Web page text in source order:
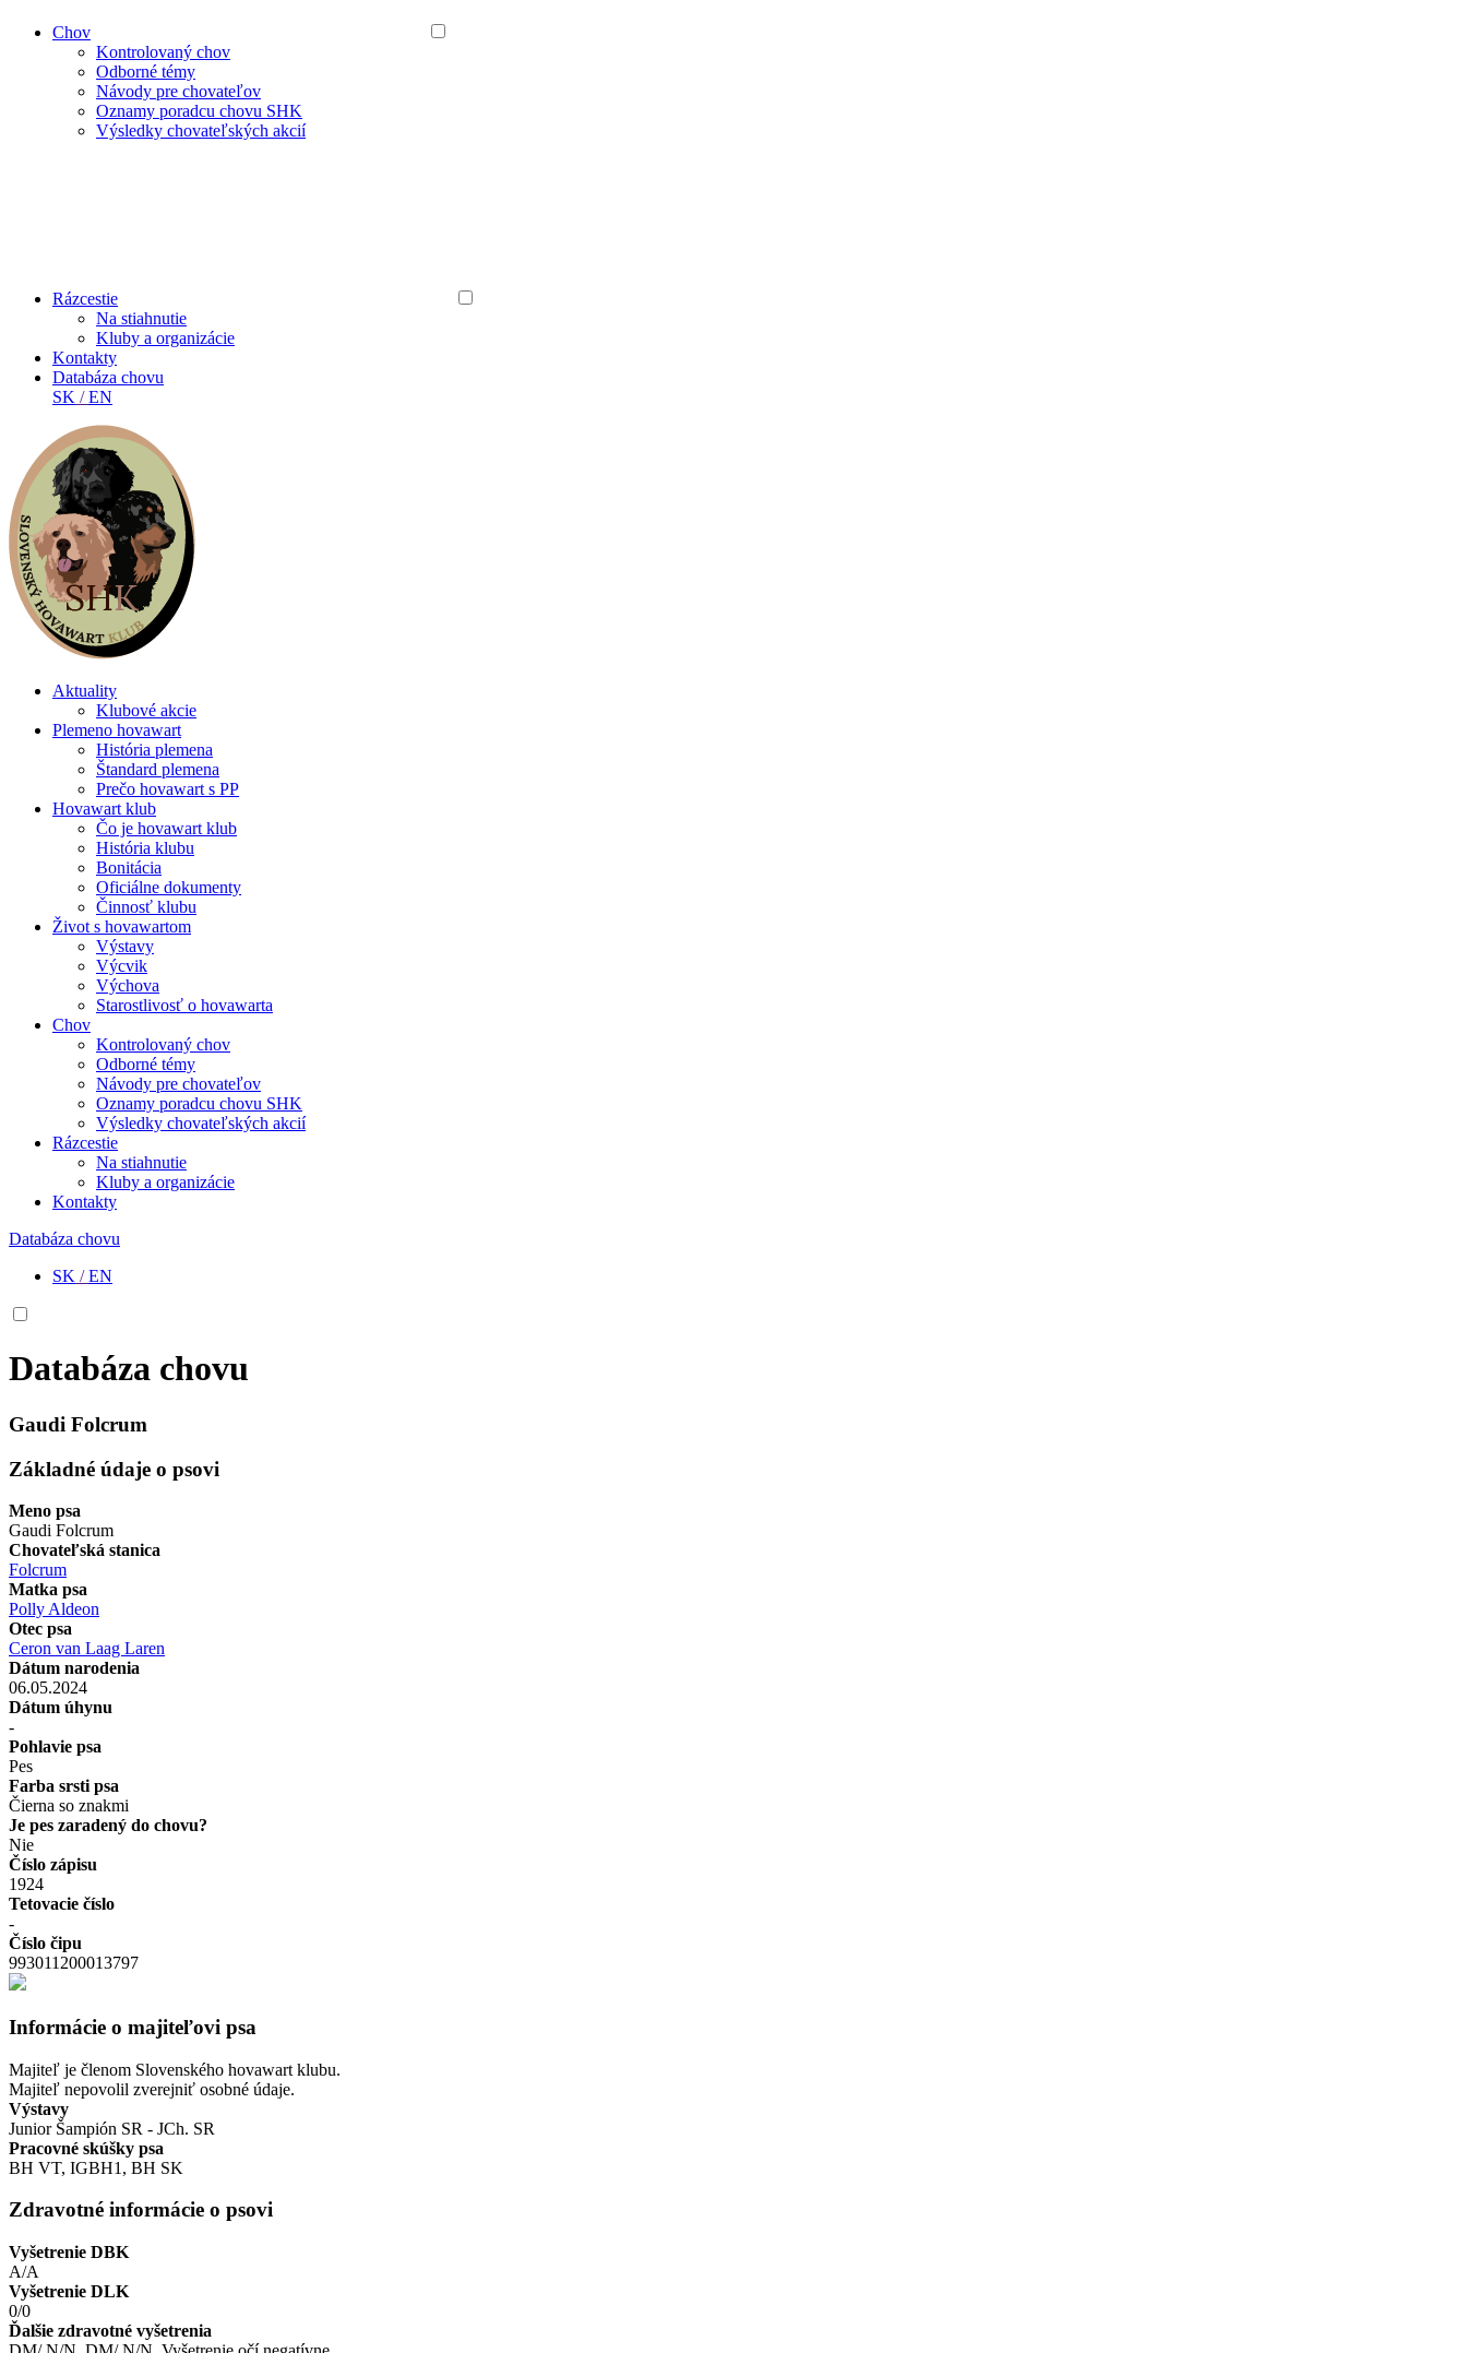
Chov
Kontrolovaný chov
Odborné témy
Návody pre chovateľov
Oznamy poradcu chovu SHK
Výsledky chovateľských akcií
Rázcestie
Na stiahnutie
Kluby a organizácie
Kontakty
Databáza chovu
SK /EN
Aktuality
Klubové akcie
Plemeno hovawart
História plemena
Štandard plemena
Prečo hovawart s PP
Hovawart klub
Čo je hovawart klub
História klubu
Bonitácia
Oficiálne dokumenty
Činnosť klubu
Život s hovawartom
Výstavy
Výcvik
Výchova
Starostlivosť o hovawarta
Chov
Kontrolovaný chov
Odborné témy
Návody pre chovateľov
Oznamy poradcu chovu SHK
Výsledky chovateľských akcií
Rázcestie
Na stiahnutie
Kluby a organizácie
Kontakty
Databáza chovu
SK /EN
Databáza chovu
Gaudi Folcrum
Základné údaje o psovi
Meno psa
Gaudi Folcrum
Chovateľská stanica
Folcrum
Matka psa
Polly Aldeon
Otec psa
Ceron van Laag Laren
Dátum narodenia
06.05.2024
Dátum úhynu
-
Pohlavie psa
Pes
Farba srsti psa
Čierna so znakmi
Je pes zaradený do chovu?
Nie
Číslo zápisu
1924
Tetovacie číslo
-
Číslo čipu
993011200013797
Informácie o majiteľovi psa
Majiteľ je členom Slovenského hovawart klubu.
Majiteľ nepovolil zverejniť osobné údaje.
Výstavy
Junior Šampión SR - JCh. SR
Pracovné skúšky psa
BH VT, IGBH1, BH SK
Zdravotné informácie o psovi
Vyšetrenie DBK
A/A
Vyšetrenie DLK
0/0
Ďalšie zdravotné vyšetrenia